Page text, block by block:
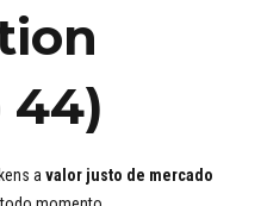
44)
a valor justo de mercado